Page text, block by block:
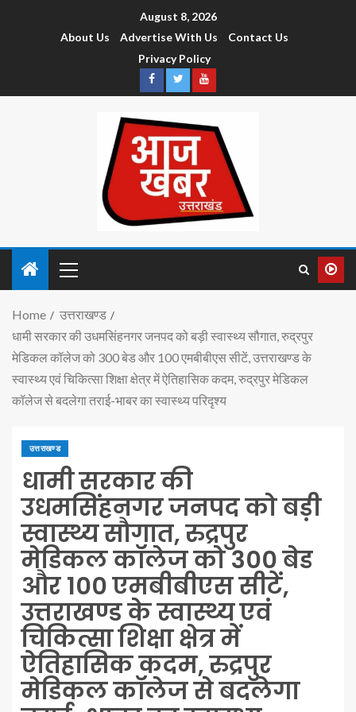
August 8, 2026
About Us
Advertise With Us
Contact Us
Privacy Policy
Home
उत्तराखण्ड
धामी सरकार की उधमसिंहनगर जनपद को बड़ी स्वास्थ्य सौगात, रुद्रपुर
मेडिकल कॉलेज को 300 बेड और 100 एमबीबीएस सीटें, उत्तराखण्ड के
स्वास्थ्य एवं चिकित्सा शिक्षा क्षेत्र में ऐतिहासिक कदम, रुद्रपुर मेडिकल
कॉलेज से बदलेगा तराई-भाबर का स्वास्थ्य परिदृश्य
उत्तराखण्ड
धामी सरकार की
उधमसिंहनगर जनपद को बड़ी
स्वास्थ्य सौगात, रुद्रपुर
मेडिकल कॉलेज को 300 बेड
और 100 एमबीबीएस सीटें,
उत्तराखण्ड के स्वास्थ्य एवं
चिकित्सा शिक्षा क्षेत्र में
ऐतिहासिक कदम, रुद्रपुर
मेडिकल कॉलेज से बदलेगा